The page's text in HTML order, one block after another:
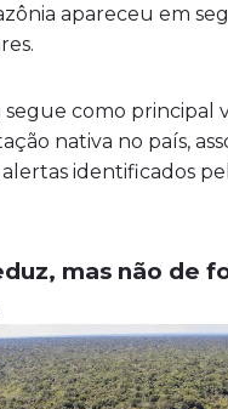
apareceu em
segue como principal
nativa no país,
identificados
mas não de